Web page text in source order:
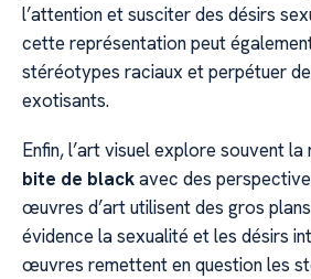
l’attention et susciter des désirs
cette représentation peut
stéréotypes raciaux et perpétuer
exotisants.
Enfin, l’art visuel explore souvent
bite de blackavec des
œuvres d’art utilisent des gros
évidence la sexualité et les désirs
œuvres remettent en question les